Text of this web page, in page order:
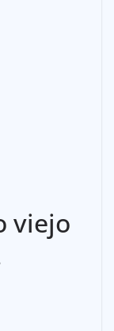
viejo